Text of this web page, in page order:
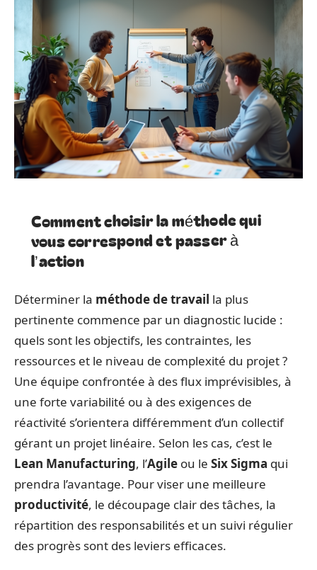
Comment choisir la méthode qui
vous correspond et passer à
l’action
Déterminer la méthode de travail la plus
pertinente commence par un diagnostic lucide :
quels sont les objectifs, les contraintes, les
ressources et le niveau de complexité du projet ?
Une équipe confrontée à des flux imprévisibles, à
une forte variabilité ou à des exigences de
réactivité s’orientera différemment d’un collectif
gérant un projet linéaire. Selon les cas, c’est le
Lean Manufacturing, l’Agile ou le Six Sigma qui
prendra l’avantage. Pour viser une meilleure
productivité, le découpage clair des tâches, la
répartition des responsabilités et un suivi régulier
des progrès sont des leviers efficaces.